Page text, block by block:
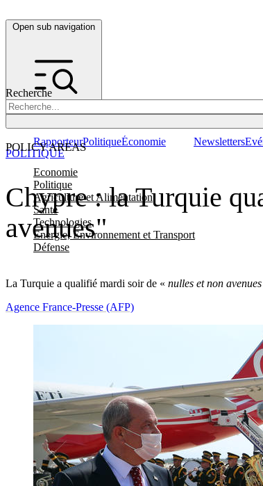
Open sub navigation
Recherche
POLICY AREAS
Economie
Politique
Agriculture et Alimentation
Santé
Technologies
Energie, Environnement et Transport
Défense
RapporteurPolitiqueÉconomie Newsletters
Chypre : la Turquie
avenues"
La Turquie a qualifié mardi soir de « nulles et non avenues
POLITIQUE
Agence France-Presse (AFP)